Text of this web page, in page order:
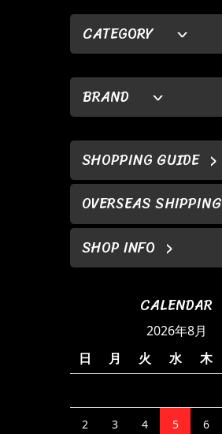
CATEGORY
BRAND
SHOPPING GUIDE
OVERSEAS SHIPPING
SHOP INFO
CALENDAR
2026年8月
日
月 火 水 木
2 3 4 5 6